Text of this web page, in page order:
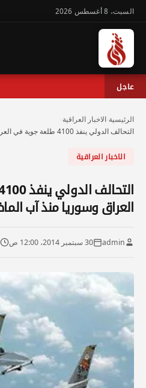
السبت، 8 أغسطس 2026
عاجل
الرئيسية الاخبار العراقية
التحالف الدولي ينفذ 4100 طلعة جوية في العراق وسوريا منذ آب الماضي
الاخبار العراقية
العراق وسوريا منذ آب
admin 30 سبتمبر 2014، 12:00 ص